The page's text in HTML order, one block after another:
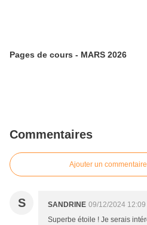
Pages de cours - MARS 2026
Commentaires
Ajouter un commentaire
S SANDRINE 09/12/2024 12:09
Superbe étoile ! Je serais